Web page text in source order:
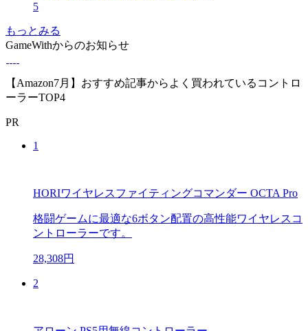
5
もっとみる
GameWithからのお知らせ
【Amazon7月】おすすめ記事からよく買われているコントロ
ーラーTOP4
PR
1
HORIワイヤレスファイティングコマンダー OCTA Pro
格闘ゲームに最適な6ボタン配置の高性能ワイヤレスコ
ントローラーです。
28,308円
2